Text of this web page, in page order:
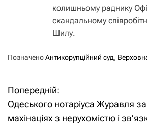
колишньому раднику
скандальному
Шилу.
ПозначеноАнтикорупційний суд,
Н
а
Попередній:
Одеського нотаріуса Журавля
махінаціях з нерухомістю і